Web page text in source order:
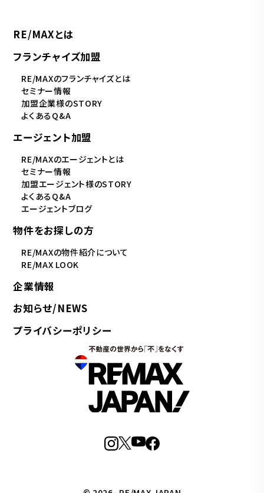
RE/MAXとは
フランチャイズ加盟
RE/MAXのフランチャイズとは
セミナー情報
加盟企業様のSTORY
よくあるQ&A
エージェント加盟
RE/MAXのエージェントとは
セミナー情報
加盟エージェント様のSTORY
よくあるQ&A
エージェントブログ
物件をお探しの方
RE/MAXの物件紹介について
RE/MAX LOOK
企業情報
お知らせ/NEWS
プライバシーポリシー